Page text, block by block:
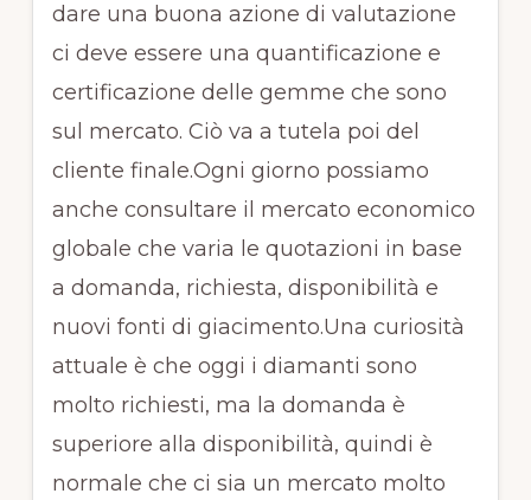
dare una buona azione di valutazione
ci deve essere una quantificazione e
certificazione delle gemme che sono
sul mercato. Ciò va a tutela poi del
cliente finale.Ogni giorno possiamo
anche consultare il mercato economico
globale che varia le quotazioni in base
a domanda, richiesta, disponibilità e
nuovi fonti di giacimento.Una curiosità
attuale è che oggi i diamanti sono
molto richiesti, ma la domanda è
superiore alla disponibilità, quindi è
normale che ci sia un mercato molto